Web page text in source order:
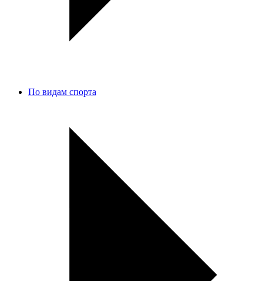
По видам спорта